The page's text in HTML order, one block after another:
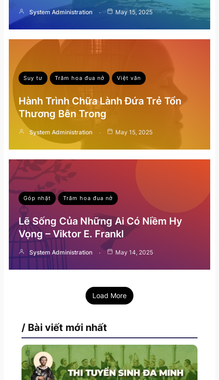
System Administration May 15, 2025
Suy tư Trăm hoa đua nở Việt văn
Hành Trình Chữa Lành Đứa Trẻ Tổn
Thương Bên Trong
System Administration May 15, 2025
Góp nhặt Trăm hoa đua nở
Lẽ Sống Của Những Ai Có Niềm Hy
Vọng – Viktor E. Frankl
System Administration May 14, 2025
Load More
/ Bài viết mới nhất